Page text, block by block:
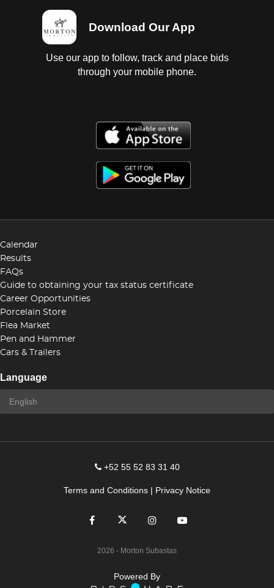
Download Our App
Use our app to follow, track and place bids
through your mobile phone.
Calendar
Results
FAQs
Guide to obtaining your tax status certificate
Career Opportunities
Porcelain Store
Flea Market
Pen and Hammer
Cars & Trailers
Language
+52 55 52 83 31 40
Terms and Conditions | Privacy Notice
2026 - Morton Subastas
Powered By